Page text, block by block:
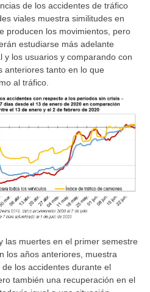
de los accidentes de tráfico
viales muestra similitudes en
producen los movimientos, pero
estudiarse más adelante
y los usuarios y comparando con
anteriores tanto en lo que
al tráfico.
las muertes en el primer semestre
los años anteriores, muestra
los accidentes durante el
también una recuperación en el